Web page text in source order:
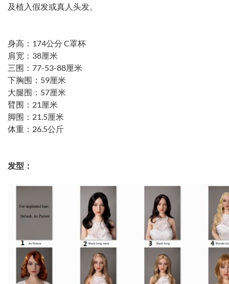
及植入假发或真人头发。
身高：174公分 C罩杯
肩宽：38厘米
三围：77-53-88厘米
下胸围：59厘米
大腿围：57厘米
臂围：21厘米
脚围：21.5厘米
体重：26.5公斤
发型：